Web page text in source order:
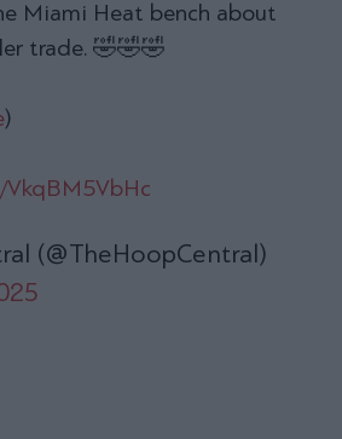
Miami Heat bench about
trade. 🤣🤣🤣
)
(@TheHoopCentral)